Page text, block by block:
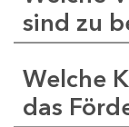
sind zu
Welche
das